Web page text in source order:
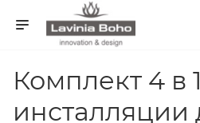
Комплект 4 в 1
инсталляции